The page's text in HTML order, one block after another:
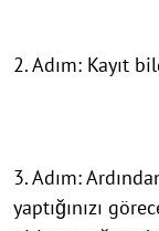
2. Adım: Kayıt
3. Adım:
yaptığınızı